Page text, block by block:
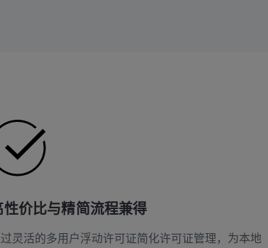
性价比与精简流程兼得
灵活的多用户浮动许可证简化许可证管理，为本地